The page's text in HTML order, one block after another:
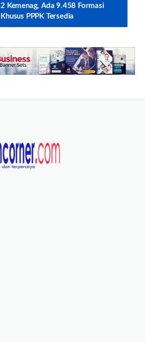
2 Kemenag, Ada 9.458 Formasi
Khusus PPPK Tersedia